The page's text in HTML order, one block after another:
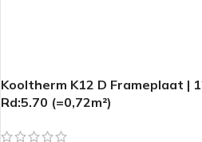
Kooltherm K12 D Frameplaat |
Rd:5.70 (=0,72m²)